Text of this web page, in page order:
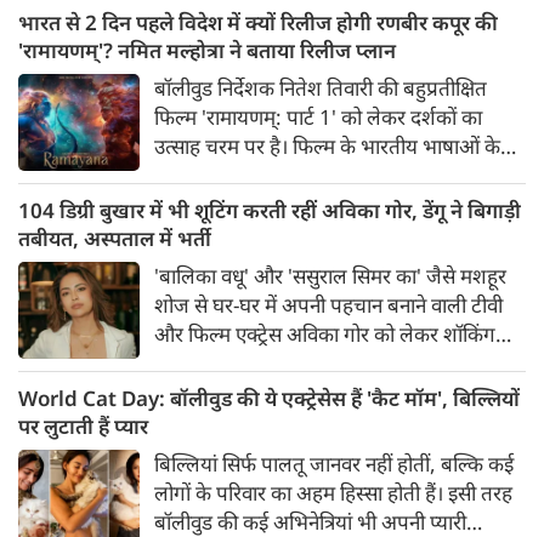
जिले पानी में डूब चुके हैं और लोग बुनियादी चीज़ों के
लिए तरस रहे हैं, वहीं दूसरी तरफ इस मुश्किल समय
में मनोरंजन जगत से मदद के हाथ भी आगे बढ़ने लगे
हैं।
भारत से 2 दिन पहले विदेश में क्यों रिलीज होगी रणबीर कपूर की
'रामायणम्'? नमित मल्होत्रा ने बताया रिलीज प्लान
बॉलीवुड निर्देशक नितेश तिवारी की बहुप्रतीक्षित
फिल्म 'रामायणम्: पार्ट 1' को लेकर दर्शकों का
उत्साह चरम पर है। फिल्म के भारतीय भाषाओं के
बॉक्स ऑफिस और सोशल मीडिया पर तहलका मचा
दिया है।
104 डिग्री बुखार में भी शूटिंग करती रहीं अविका गोर, डेंगू ने बिगाड़ी
तबीयत, अस्पताल में भर्ती
'बालिका वधू' और 'ससुराल सिमर का' जैसे मशहूर
शोज से घर-घर में अपनी पहचान बनाने वाली टीवी
और फिल्म एक्ट्रेस अविका गोर को लेकर शॉकिंग
डिग्री के खतरनाक बुखार से जूझ रहीं अविका को डेंगू
की पुष्टि होने के बाद मुंबई के एक अस्पताल में भर्ती
कराया गया है।
World Cat Day: बॉलीवुड की ये एक्ट्रेसेस हैं 'कैट मॉम', बिल्लियों
पर लुटाती हैं प्यार
बिल्लियां सिर्फ पालतू जानवर नहीं होतीं, बल्कि कई
लोगों के परिवार का अहम हिस्सा होती हैं। इसी तरह
बॉलीवुड की कई अभिनेत्रियां भी अपनी प्यारी